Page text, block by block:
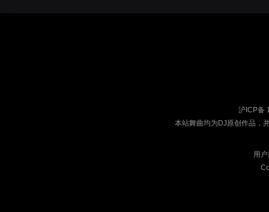
沪ICP备
本站舞曲均为DJ原创作品，
用